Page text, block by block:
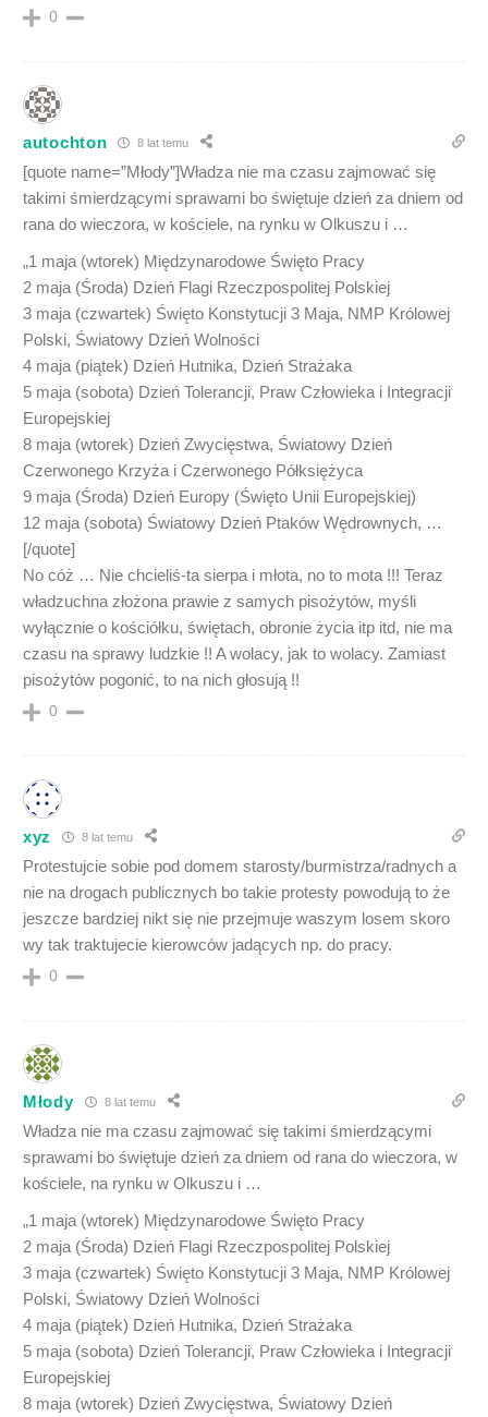
0
autochton 8 lat temu
[quote name=”Młody”]Władza nie ma czasu zajmować się
takimi śmierdzącymi sprawami bo świętuje dzień za dniem od
rana do wieczora, w kościele, na rynku w Olkuszu i …
„1 maja (wtorek) Międzynarodowe Święto Pracy
2 maja (Środa) Dzień Flagi Rzeczpospolitej Polskiej
3 maja (czwartek) Święto Konstytucji 3 Maja, NMP Królowej
Polski, Światowy Dzień Wolności
4 maja (piątek) Dzień Hutnika, Dzień Strażaka
5 maja (sobota) Dzień Tolerancji, Praw Człowieka i Integracji
Europejskiej
8 maja (wtorek) Dzień Zwycięstwa, Światowy Dzień
Czerwonego Krzyża i Czerwonego Półksiężyca
9 maja (Środa) Dzień Europy (Święto Unii Europejskiej)
12 maja (sobota) Światowy Dzień Ptaków Wędrownych, …
[/quote]
No cóż … Nie chcieliś-ta sierpa i młota, no to mota !!! Teraz
władzuchna złożona prawie z samych pisożytów, myśli
wyłącznie o kościółku, świętach, obronie życia itp itd, nie ma
czasu na sprawy ludzkie !! A wolacy, jak to wolacy. Zamiast
pisożytów pogonić, to na nich głosują !!
0
xyz 8 lat temu
Protestujcie sobie pod domem starosty/burmistrza/radnych a
nie na drogach publicznych bo takie protesty powodują to że
jeszcze bardziej nikt się nie przejmuje waszym losem skoro
wy tak traktujecie kierowców jadących np. do pracy.
0
Młody 8 lat temu
Władza nie ma czasu zajmować się takimi śmierdzącymi
sprawami bo świętuje dzień za dniem od rana do wieczora, w
kościele, na rynku w Olkuszu i …
„1 maja (wtorek) Międzynarodowe Święto Pracy
2 maja (Środa) Dzień Flagi Rzeczpospolitej Polskiej
3 maja (czwartek) Święto Konstytucji 3 Maja, NMP Królowej
Polski, Światowy Dzień Wolności
4 maja (piątek) Dzień Hutnika, Dzień Strażaka
5 maja (sobota) Dzień Tolerancji, Praw Człowieka i Integracji
Europejskiej
8 maja (wtorek) Dzień Zwycięstwa, Światowy Dzień